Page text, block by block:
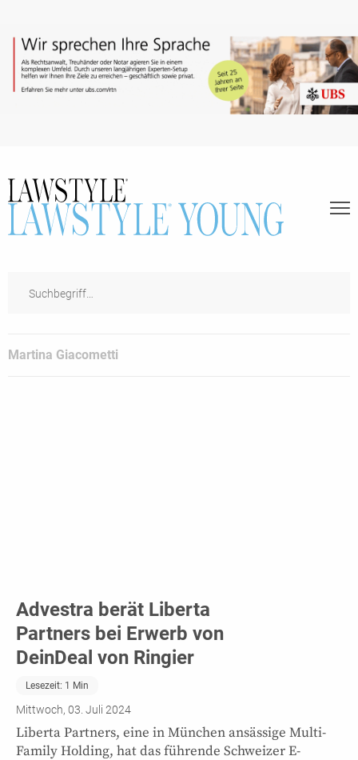
Mar­tina Giac­ometti
Advestra berät Liberta
Partners bei Erwerb von
DeinDeal von Ringier
Lesezeit: 1 Min
Mittwoch, 03. Juli 2024
Liberta Partners, eine in München ansässige Multi-
Family Holding, hat das führende Schweizer E-